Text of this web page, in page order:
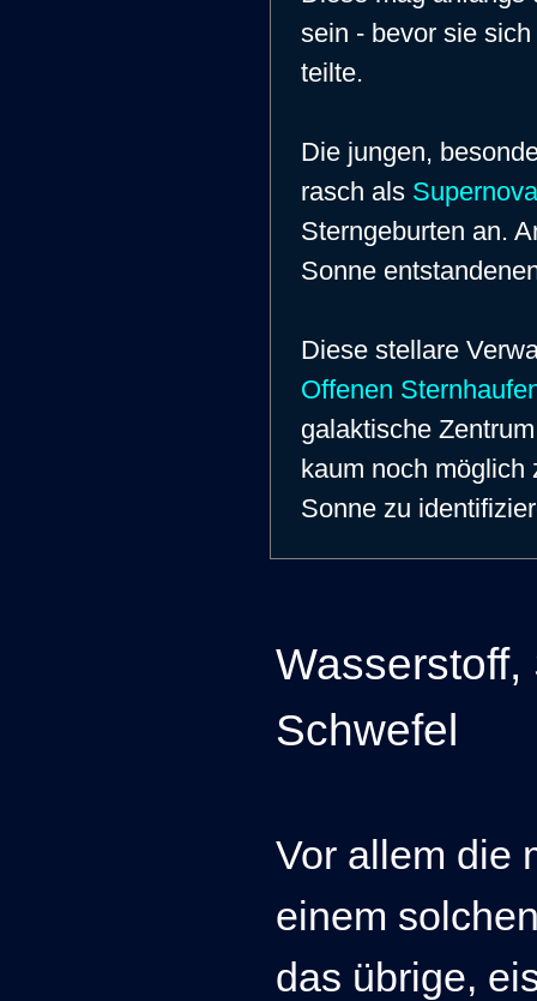
sein - bevor sie
teilte.
Die jungen,
rasch als
Sterngeburten an.
Sonne
Diese stellare
Offenen
galaktische
kaum noch möglich
Sonne zu
Schwefel
Vor allem die
einem
das übrige,